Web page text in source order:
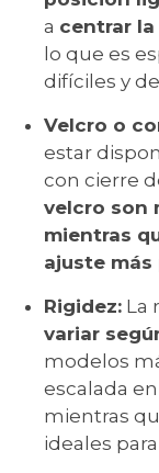
a centrar
lo que es
difíciles y
Velcro o
estar
con cierre
velcro son
mientras
ajuste más
Rigidez: La
variar
modelos
escalada
mientras
ideales